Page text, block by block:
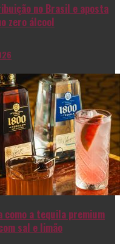
no Brasil e aposta
zero álcool
como a tequila premium
sal e limão